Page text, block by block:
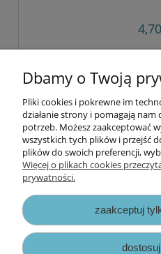
nowość
Dbamy o Twoją
Pliki cookies i pokrewne im
działanie strony i pomagają
potrzeb. Możesz zaakceptować
wszystkich tych plików i przejść
plików do swoich preferencji,
Więcej o plikach cookies
prywatności.
zaakceptuj